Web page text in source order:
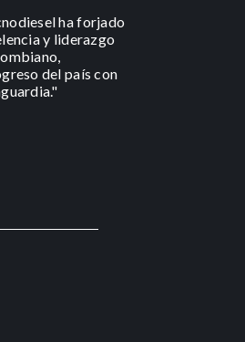
ha forjado
y liderazgo
del país con